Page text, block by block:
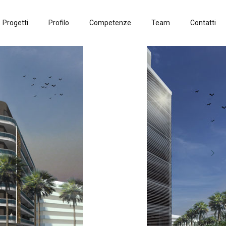
Progetti Profilo Competenze Team Contatti